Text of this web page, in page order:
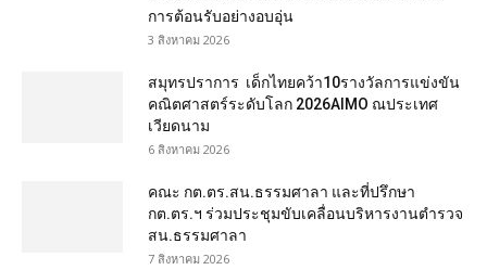
การต้อนรับอย่างอบอุ่น
3 สิงหาคม 2026
สมุทรปราการ เด็กไทยคว้า10รางวัลการแข่งขัน
คณิตศาสตร์ระดับโลก 2026AIMO ณประเทศ
เวียดนาม
6 สิงหาคม 2026
คณะ กต.ตร.สน.ธรรมศาลา และที่ปรึกษา
กต.ตร.ฯ ร่วมประชุมขับเคลื่อนบริหารงานตำรวจ
สน.ธรรมศาลา
7 สิงหาคม 2026